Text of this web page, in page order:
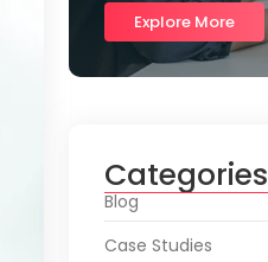
Explore More
Categories
Blog
Case Studies